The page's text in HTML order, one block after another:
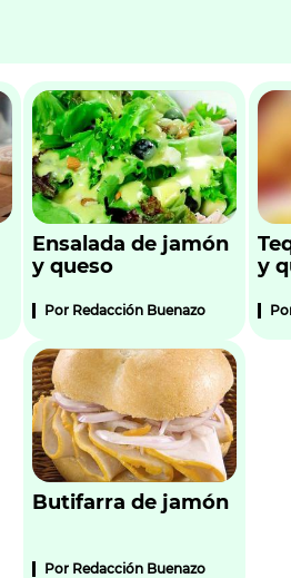
Ensalada de jamón
y queso
Por Redacción Buenazo
y
Butifarra de jamón
Por Redacción Buenazo